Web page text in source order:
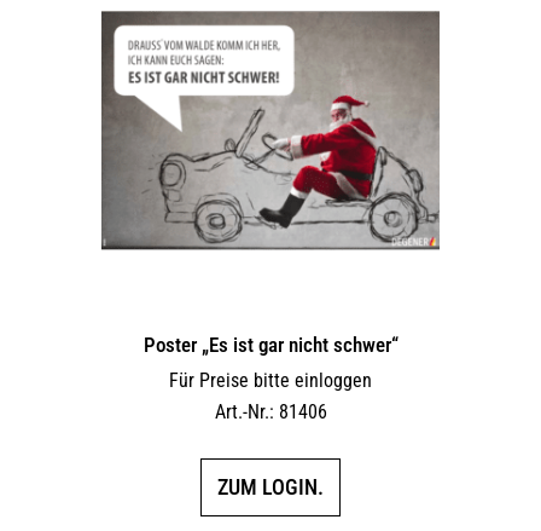
Poster „Es ist gar nicht schwer“
Für Preise bitte einloggen
Art.-Nr.: 81406
ZUM LOGIN.